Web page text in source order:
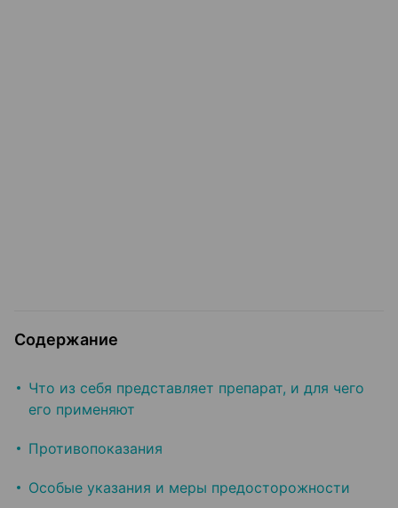
Содержание
Что из себя представляет препарат, и для чего
его применяют
Противопоказания
Особые указания и меры предосторожности